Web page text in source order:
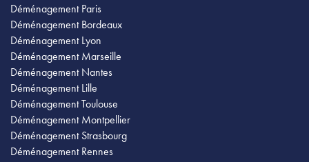
Déménagement Paris
Déménagement Bordeaux
Déménagement Lyon
Déménagement Marseille
Déménagement Nantes
Déménagement Lille
Déménagement Toulouse
Déménagement Montpellier
Déménagement Strasbourg
Déménagement Rennes